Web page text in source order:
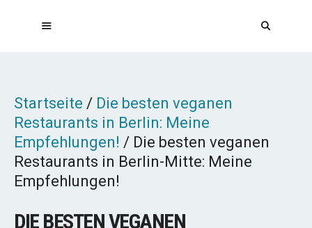
Startseite / Die besten veganen
Restaurants in Berlin: Meine
Empfehlungen! / Die besten veganen
Restaurants in Berlin-Mitte: Meine
Empfehlungen!
DIE BESTEN VEGANEN